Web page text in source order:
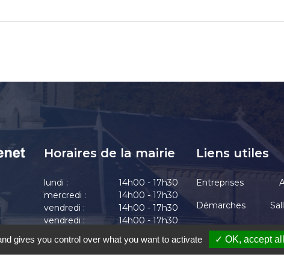
Horaires de la mairie
lundi :
14h00 - 17h30
mercredi :
14h00 - 17h30
vendredi :
14h00 - 17h30
vendredi :
14h00 - 17h30
Liens utiles
Entreprises
Démarches
Actualités
gives you control over what you want to activate ✓ OK, accept all